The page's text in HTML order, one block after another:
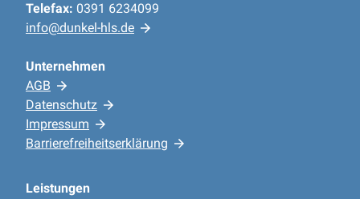
Telefax: 0391 6234099
info@dunkel-hls.de
Unternehmen
AGB
Datenschutz
Impressum
Barrierefreiheitserklärung
Leistungen